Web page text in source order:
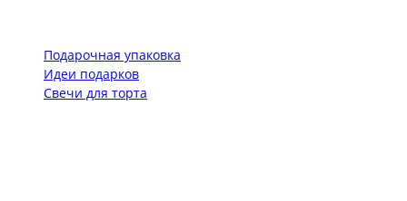
Подарочная упаковка
Идеи подарков
Свечи для торта